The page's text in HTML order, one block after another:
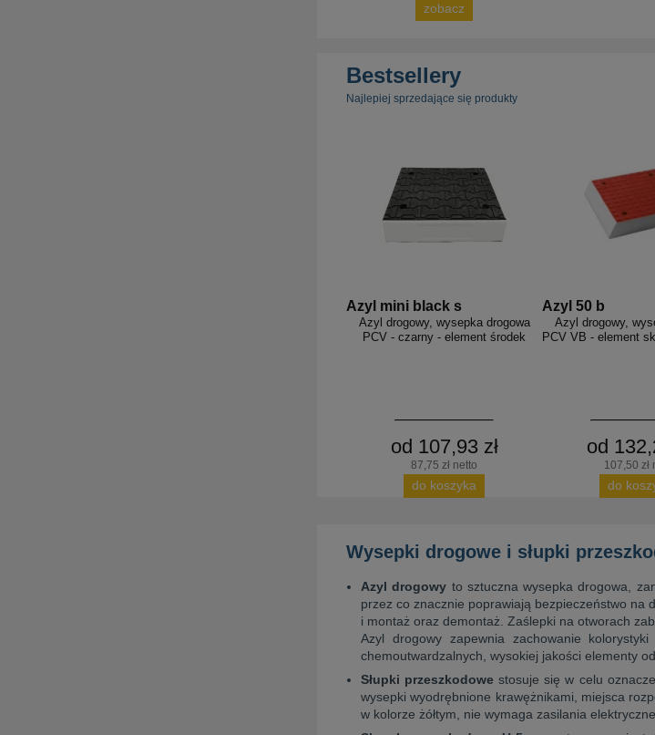
zobacz
Bestsellery
Najlepiej sprzedające się produkty
Azyl mini black s
Azyl drogowy, wysepka drogowa
PCV - czarny - element środek
od 107,93 zł
87,75 zł netto
do koszyka
Azyl 50 b
Azyl drogowy,
PCV VB - element
od
107,50 zł
do
Wysepki drogowe i słupki
Azyl drogowy to sztuczna wysepka drogowa,
przez co znacznie poprawiają bezpieczeństwo na
i montaż oraz demontaż. Zaślepki na otworach
Azyl drogowy zapewnia zachowanie
chemoutwardzalnych, wysokiej jakości elementy
Słupki przeszkodowe stosuje się w celu
wysepki wyodrębnione krawężnikami, miejsca
w kolorze żółtym, nie wymaga zasilania